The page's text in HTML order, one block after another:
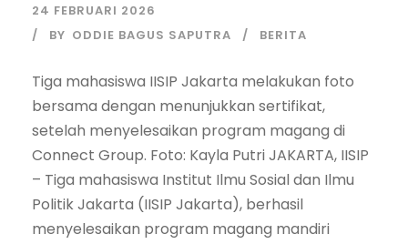
24 FEBRUARI 2026
BY ODDIE BAGUS SAPUTRA BERITA
Tiga mahasiswa IISIP Jakarta melakukan foto
bersama dengan menunjukkan sertifikat,
setelah menyelesaikan program magang di
Connect Group. Foto: Kayla Putri JAKARTA, IISIP
– Tiga mahasiswa Institut Ilmu Sosial dan Ilmu
Politik Jakarta (IISIP Jakarta), berhasil
menyelesaikan program magang mandiri